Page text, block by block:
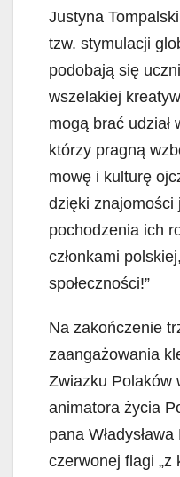
Justyna
tzw. stymulacji
podobają się
wszelakiej
mogą brać udział
którzy pragną
mowę i kulturę
dzięki znajomości
pochodzenia ich
członkami
społeczności!”
Na zakończenie
zaangażowania
Zwiazku Polaków
animatora życia
pana
czerwonej flagi „z